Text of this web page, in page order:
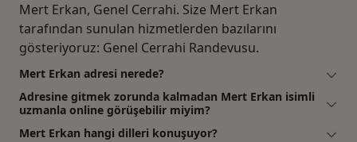
Mert Erkan, Genel Cerrahi. Size Mert Erkan
tarafından sunulan hizmetlerden bazılarını
gösteriyoruz: Genel Cerrahi Randevusu.
Mert Erkan adresi nerede?
Adresine gitmek zorunda kalmadan Mert Erkan isimli
uzmanla online görüşebilir miyim?
Mert Erkan hangi dilleri konuşuyor?